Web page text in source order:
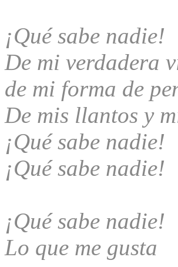
¡Qué sabe nadie!
De mi verdadera
de mi forma de
De mis llantos y
¡Qué sabe nadie!
¡Qué sabe nadie!
¡Qué sabe nadie!
Lo que me gusta